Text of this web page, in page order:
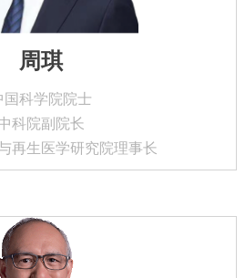
周琪
国科学院院士
科院副院长
再生医学研究院理事长